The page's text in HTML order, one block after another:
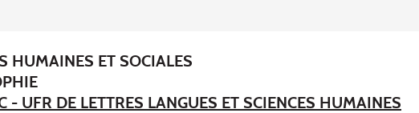
HUMAINES ET SOCIALES
- UFR DE LETTRES LANGUES ET SCIENCES HUMAINES